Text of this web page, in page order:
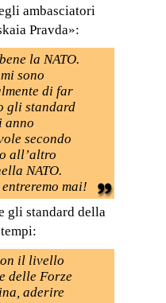
ambasciatori
Pravda»:
la NATO.
sono
di far
gli standard
anno
secondo
all’altro
NATO.
mai!
gli standard della
il livello
delle Forze
aderire